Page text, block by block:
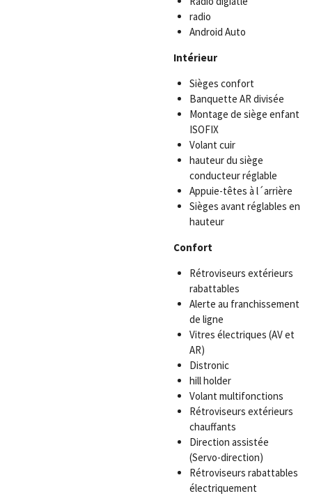
radio
Android Auto
Intérieur
Sièges confort
Banquette AR divisée
Montage de siège enfant
ISOFIX
Volant cuir
hauteur du siège
conducteur réglable
Appuie-têtes à l´arrière
Sièges avant réglables en
hauteur
Confort
Rétroviseurs extérieurs
rabattables
Alerte au franchissement
de ligne
Vitres électriques (AV et
AR)
Distronic
hill holder
Volant multifonctions
Rétroviseurs extérieurs
chauffants
Direction assistée
(Servo-direction)
Rétroviseurs rabattables
électriquement